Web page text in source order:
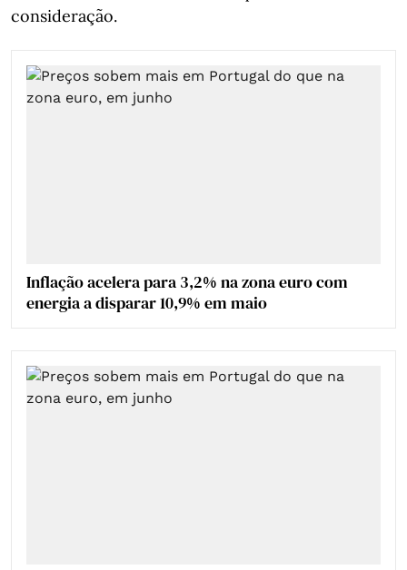
consideração.
Inflação acelera para 3,2% na zona euro com
energia a disparar 10,9% em maio